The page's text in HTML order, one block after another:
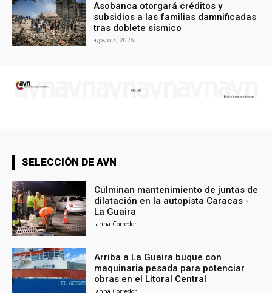
Asobanca otorgará créditos y
subsidios a las familias damnificadas
tras doblete sísmico
agosto 7, 2026
SELECCIÓN DE AVN
Culminan mantenimiento de juntas de
dilatación en la autopista Caracas -
La Guaira
Janna Corredor
Arriba a La Guaira buque con
maquinaria pesada para potenciar
obras en el Litoral Central